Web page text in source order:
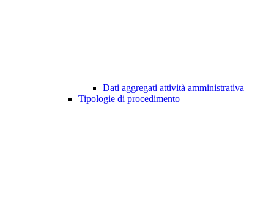
Dati aggregati attività amministrativa
Tipologie di procedimento